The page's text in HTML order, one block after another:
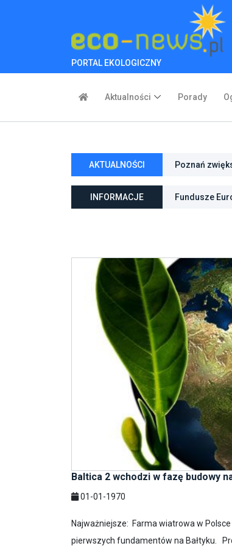
PORTAL EKOLOGICZNY
Aktualności Porady
AKTUALNOŚCI Poznań
INFORMACJE
Fundusze
Baltica 2 wchodzi w fazę budowy
01-01-1970
Najważniejsze: Farma wiatrowa w
pierwszych fundamentów na Bałtyku.